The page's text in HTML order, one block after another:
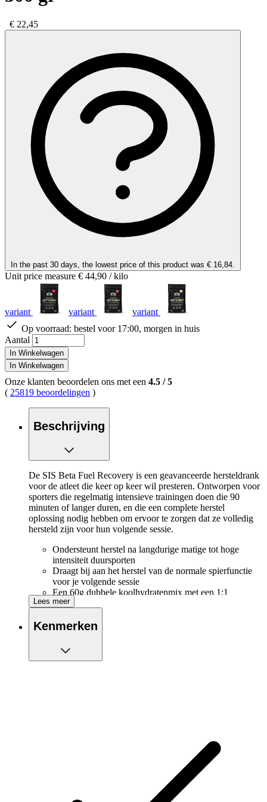
€ 22,45
In the past 30 days, the lowest price of this product was € 16,84.
Unit price measure € 44,90 / kilo
variant variant
variant
Op voorraad: bestel voor 17:00, morgen in huis
Aantal
In Winkelwagen
In Winkelwagen
Onze klanten beoordelen ons met een 4.5 /5
( 25819 beoordelingen )
Beschrijving
De SIS Beta Fuel Recovery is een geavanceerde hersteldrank
voor de atleet die keer op keer wil presteren. Ontworpen voor
sporters die regelmatig intensieve trainingen doen die 90
minuten of langer duren, en die een complete herstel
oplossing nodig hebben om ervoor te zorgen dat ze volledig
hersteld zijn voor hun volgende sessie.
Ondersteunt herstel na langdurige matige tot hoge
intensiteit duursporten
Draagt bij aan het herstel van de normale spierfunctie
voor je volgende sessie
Een 60g dubbele koolhydratenmix met een 1:1
verhouding van fructose en maltodextrine,
spierglycogeenopslag te bevorderen
spiergroei en -onderhoud
Mengt snel en gemakkelijk met water
koolhydraatbron die bij voorkeur door de lever wordt
opgenomen en wordt gebruikt om de glycogeenvoorraden in
de lever aan te vullen, terwijl maltodextrine direct door de
spieren kan worden opgenomen om de glycogeenvoorraden
in de spieren aan te vullen. Om de hersteltijd van
glycogeenvoorraden te maximaliseren, wordt aanbevolen om
Lees meer
Kenmerken